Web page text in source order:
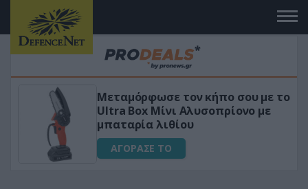
Μεταμόρφωσε τον κήπο σου με το
Ultra Box Μίνι Αλυσοπρίονο με
μπαταρία λιθίου
ΑΓΟΡΑΣΕ ΤΟ